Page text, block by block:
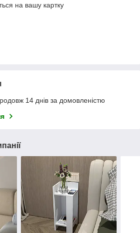
на вашу картку
14 днів за домовленістю